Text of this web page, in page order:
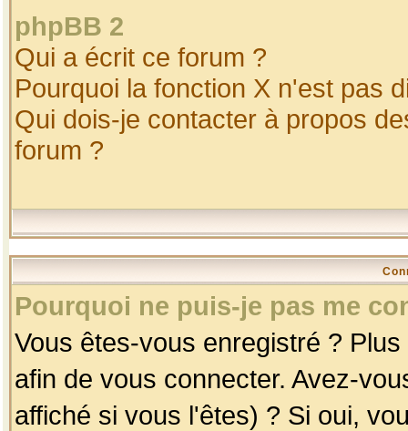
phpBB 2
Qui a écrit ce forum ?
Pourquoi la fonction X n'est pas
Qui dois-je contacter à propos
forum ?
Pourquoi ne puis-je pas me
Vous êtes-vous enregistré ?
afin de vous connecter. Avez-
affiché si vous l'êtes) ? Si oui,